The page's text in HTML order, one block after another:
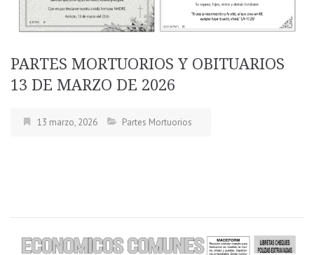
PARTES MORTUORIOS Y OBITUARIOS
13 DE MARZO DE 2026
13 marzo, 2026 Partes Mortuorios